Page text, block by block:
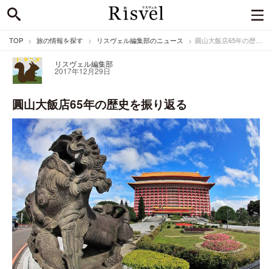
TOP 旅の情報を探す リスヴェル編集部のニュース 圓山大飯店65年の歴史を振り返る
リスヴェル編集部
2017年12月29日
圓山大飯店65年の歴史を振り返る